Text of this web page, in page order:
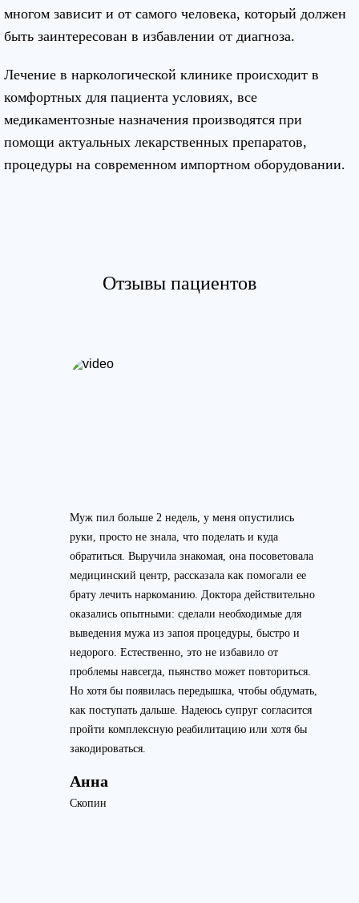
многом зависит и от самого человека, который должен
быть заинтересован в избавлении от диагноза.
Лечение в наркологической клинике происходит в
комфортных для пациента условиях, все
медикаментозные назначения производятся при
помощи актуальных лекарственных препаратов,
процедуры на современном импортном оборудовании.
Отзывы пациентов
Муж пил больше 2 недель, у меня опустились
руки, просто не знала, что поделать и куда
обратиться. Выручила знакомая, она посоветовала
медицинский центр, рассказала как помогали ее
брату лечить наркоманию. Доктора действительно
оказались опытными: сделали необходимые для
выведения мужа из запоя процедуры, быстро и
недорого. Естественно, это не избавило от
проблемы навсегда, пьянство может повториться.
Но хотя бы появилась передышка, чтобы обдумать,
как поступать дальше. Надеюсь супруг согласится
пройти комплексную реабилитацию или хотя бы
закодироваться.
Анна
Скопин